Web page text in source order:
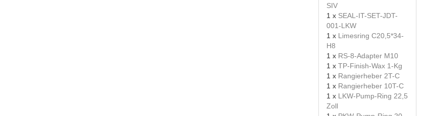
SIV
1 x SEAL-IT-SET-JDT-
001-LKW
1 x Limesring C20,5*34-
H8
1 x RS-8-Adapter M10
1 x TP-Finish-Wax 1-Kg
1 x Rangierheber 2T-C
1 x Rangierheber 10T-C
1 x LKW-Pump-Ring 22,5
Zoll